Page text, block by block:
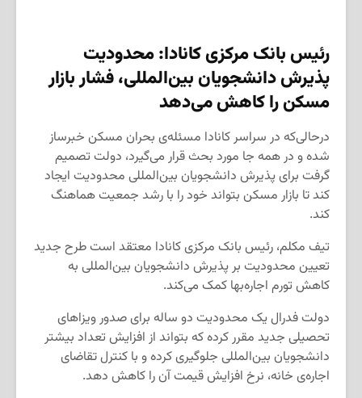
رئیس بانک مرکزی کانادا: محدودیت
پذیرش دانشجویان بین‌المللی، فشار بازار
مسکن را کاهش می‌دهد
درحالی‌که در سراسر کانادا مسئله‌ی بحران مسکن خبرساز
شده و در همه جا مورد بحث قرار می‌گیرد، دولت تصمیم
گرفت برای پذیرش دانشجویان بین‌المللی محدودیت ایجاد
کند تا بازار مسکن بتواند خود را با رشد جمعیت هماهنگ
کند.
تیف مکلم، رئیس بانک مرکزی کانادا معتقد است طرح جدید
تعیین محدودیت بر پذیرش دانشجویان بین‌المللی به
کاهش تورم اجاره‌بها کمک می‌کند.
دولت فدرال یک محدودیت دو ساله برای صدور ویزاهای
تحصیلی جدید مقرر کرده که بتواند از افزایش تعداد بیشتر
دانشجویان بین‌المللی جلوگیری کرده و با کنترل تقاضای
اجاره‌ی‌ خانه، نرخ افزایش قیمت آن را کاهش دهد.